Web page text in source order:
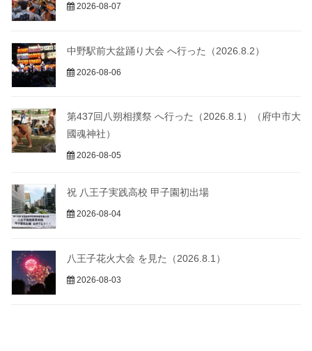
2026-08-07
中野駅前大盆踊り大会 へ行った（2026.8.2）
2026-08-06
第437回八朔相撲祭 へ行った（2026.8.1）（府中市大
國魂神社）
2026-08-05
祝 八王子実践高校 甲子園初出場
2026-08-04
八王子花火大会 を見た（2026.8.1）
2026-08-03